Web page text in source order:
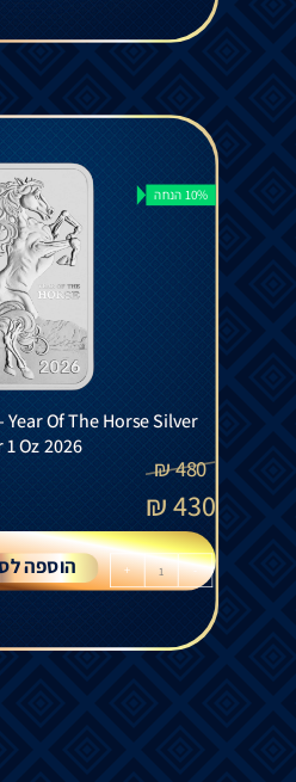
10% הנחה
Of The Horse Silver
1 Oz 2026
480
₪
430
₪
-
+ הוספה